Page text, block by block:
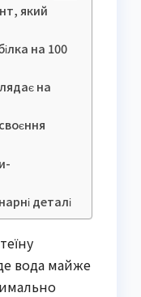
який
на 100
на
деталі
вода майже